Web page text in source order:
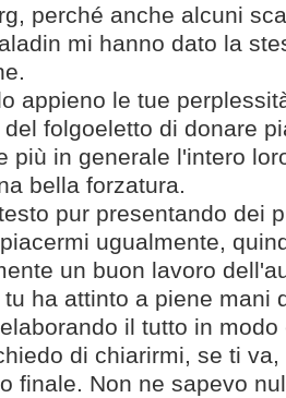
perché anche alcuni
mi hanno dato la
appieno le tue
folgoeletto di donare
più in generale l'intero
bella forzatura.
pur presentando dei
ugualmente,
un buon lavoro
ha attinto a piene mani
il tutto in modo
di chiarirmi, se ti
finale. Non ne sapevo